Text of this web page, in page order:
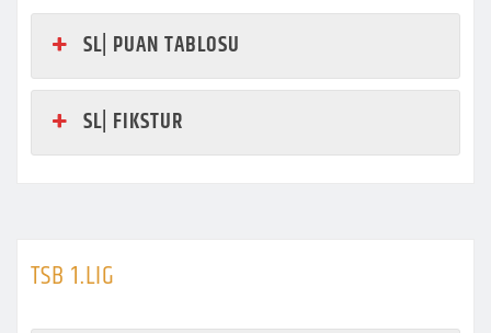
SL| PUAN TABLOSU
SL| FIKSTUR
TSB 1.LIG